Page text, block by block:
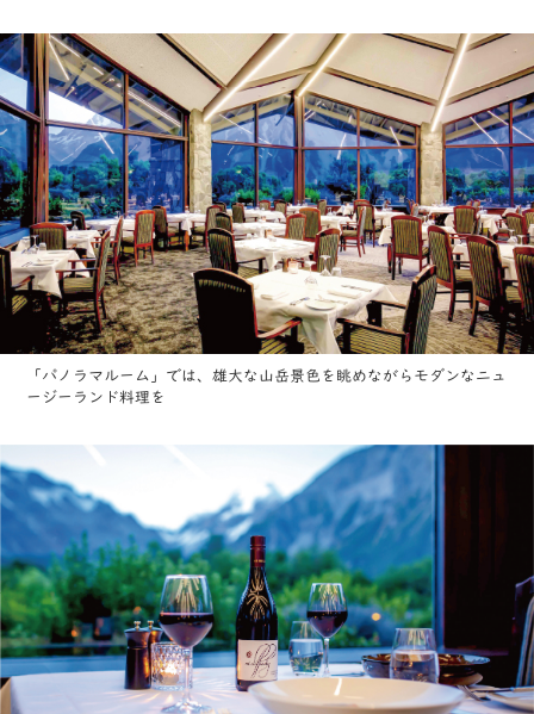
「パノラマルーム」では、雄大な山岳景色を眺めながらモダンなニュ
ージーランド料理を